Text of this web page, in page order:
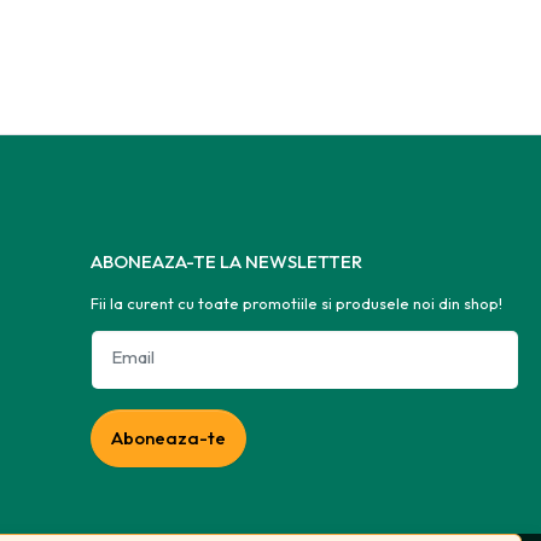
ABONEAZA-TE LA NEWSLETTER
Fii la curent cu toate promotiile si produsele noi din shop!
Email
Aboneaza-te